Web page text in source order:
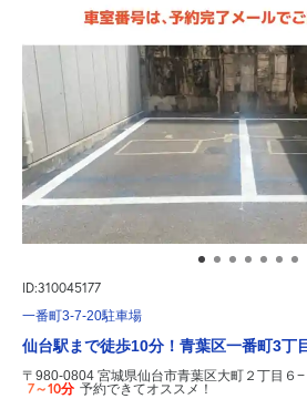
ID:310045177
一番町3-7-20駐車場
仙台駅まで徒歩10分！青葉区一番町3丁
〒980-0804 宮城県仙台市青葉区大町２丁目６−
7～10分 予約できてオススメ！